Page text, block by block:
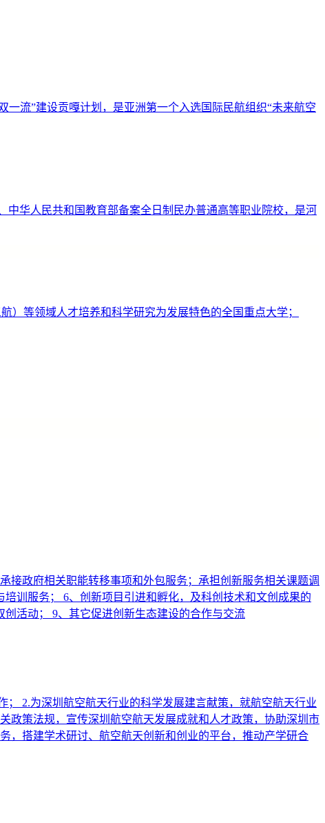
流”建设贡嘎计划，是亚洲第一个入选国际民航组织“未来航空
中华人民共和国教育部备案全日制民办普通高等职业院校，是河
）等领域人才培养和科学研究为发展特色的全国重点大学；
接政府相关职能转移事项和外包服务；承担创新服务相关课题调
训服务； 6、创新项目引进和孵化，及科创技术和文创成果的
活动； 9、其它促进创新生态建设的合作与交流
2.为深圳航空航天行业的科学发展建言献策，就航空航天行业
政策法规，宣传深圳航空航天发展成就和人才政策，协助深圳市
，搭建学术研讨、航空航天创新和创业的平台，推动产学研合